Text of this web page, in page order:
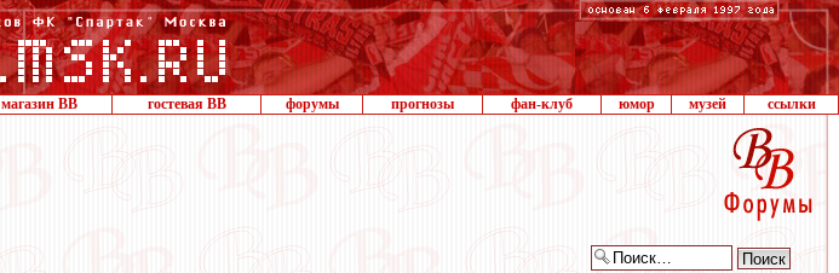
магазин ВВ гостевая ВВ форумы прогнозы фан-клуб юмор музей ссылки